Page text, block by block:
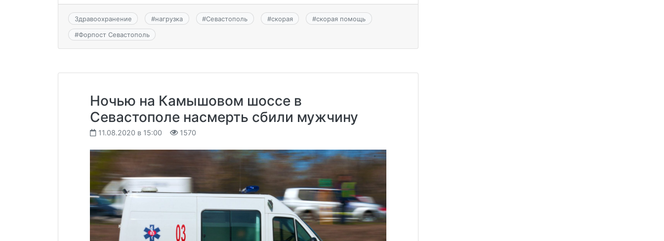
Здравоохранение #нагрузка #Севастополь #скорая #скорая помощь
#Форпост Севастополь
Ночью на Камышовом шоссе в
Севастополе насмерть сбили мужчину
11.08.2020 в 15:00 1570